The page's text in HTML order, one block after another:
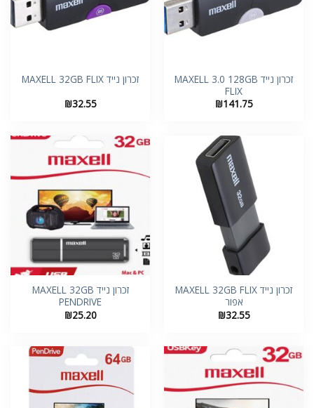
זכרון נייד MAXELL 3.0 128GB
FLIX
₪141.75
זכרון נייד MAXELL 32GB FLIX
₪32.55
זכרון נייד MAXELL 32GB FLIX
אפור
₪32.55
זכרון נייד MAXELL 32GB
PENDRIVE
₪25.20